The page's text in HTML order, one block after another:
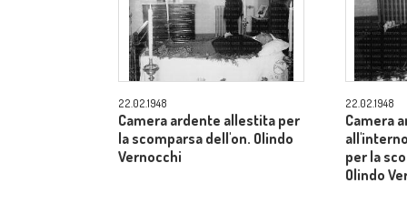
22.02.1948
Camera ardente allestita per
la scomparsa dell'on. Olindo
Vernocchi
22.02.1948
Camera
per la
Olindo